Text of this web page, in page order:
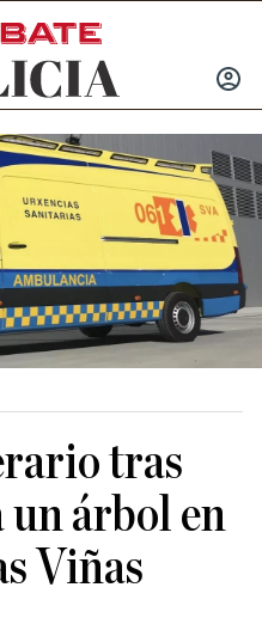
INICIAR
tras
un árbol en
Viñas